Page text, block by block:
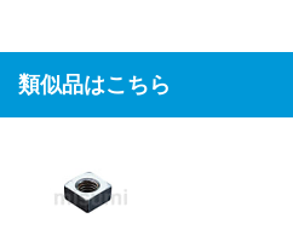
・作業台用の部材。
・架台用の部材。
類似品はこちら